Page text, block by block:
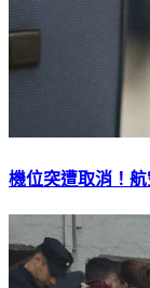
機位突遭取消！